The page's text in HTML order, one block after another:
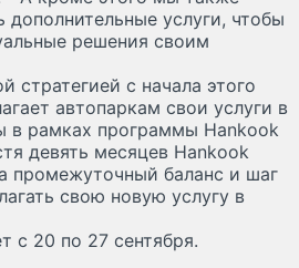
дополнительные услуги, чтобы
решения своим
стратегией с начала этого
автопаркам свои услуги в
в рамках программы Hankook
девять месяцев Hankook
промежуточный баланс и шаг
свою новую услугу в
с 20 по 27 сентября.